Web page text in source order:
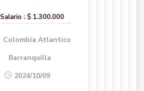
Salario : $ 1.300.000
Colombia Atlantico
Barranquilla
2024/10/09